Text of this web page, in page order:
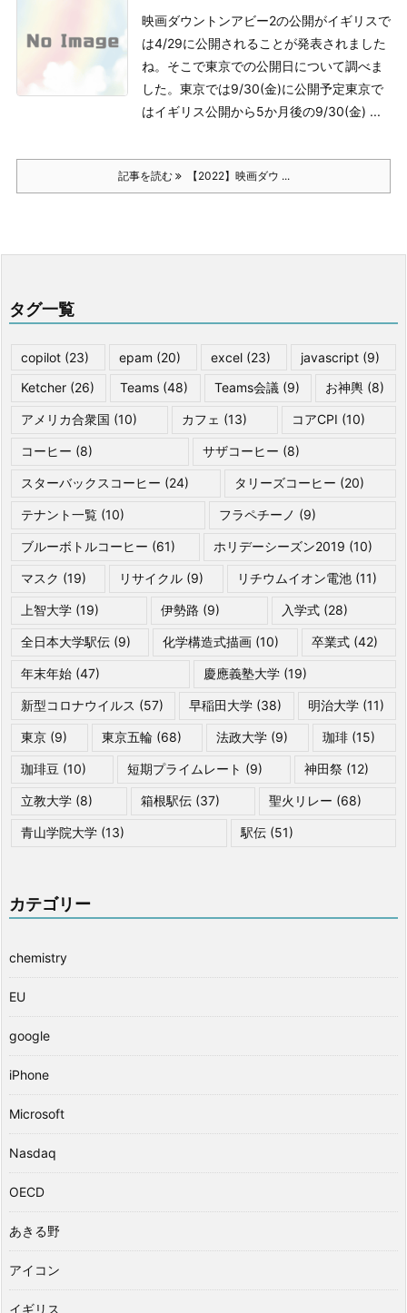
映画ダウントンアビー2の公開がイギリスで
は4/29に公開されることが発表されました
ね。 そこで東京での公開日について調べま
した。 東京では9/30(金)に公開予定東京で
はイギリス公開から5か月後の9/30(金) ...
記事を読む 【2022】映画ダウ ...
タグ一覧
copilot (23) epam (20) excel (23) javascript (9)
Ketcher (26) Teams (48) Teams会議 (9) お神輿(8)
アメリカ合衆国 (10) カフェ (13) コアCPI (10)
コーヒー (8) サザコーヒー (8)
スターバックスコーヒー (24) タリーズコーヒー (20)
テナント一覧 (10) フラペチーノ (9)
ブルーボトルコーヒー (61) ホリデーシーズン2019 (10)
マスク (19) リサイクル (9) リチウムイオン電池(11)
上智大学 (19) 伊勢路 (9) 入学式 (28)
全日本大学駅伝 (9) 化学構造式描画 (10) 卒業式(42)
年末年始 (47) 慶應義塾大学(19)
新型コロナウイルス (57) 早稲田大学 (38) 明治大学(11)
東京 (9) 東京五輪 (68) 法政大学 (9) 珈琲 (15)
珈琲豆 (10) 短期プライムレート (9) 神田祭(12)
立教大学 (8) 箱根駅伝 (37) 聖火リレー (68)
青山学院大学 (13) 駅伝 (51)
カテゴリー
chemistry
EU
google
iPhone
Microsoft
Nasdaq
OECD
あきる野
アイコン
イギリス